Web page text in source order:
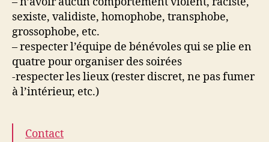
sexiste, validiste, homophobe, transphobe,
grossophobe, etc.
– respecter l’équipe de bénévoles qui se plie en
quatre pour organiser des soirées
-respecter les lieux (rester discret, ne pas fumer
à l’intérieur, etc.)
Contact